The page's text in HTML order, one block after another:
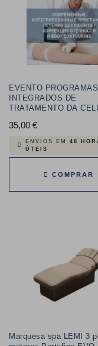
EVENTO PROGRAMAS
INTEGRADOS DE
TRATAMENTO DA
35,00 €Preço
ENVIOS EM 48
ÚTEIS
COMPRAR
Marquesa spa LEMI 3